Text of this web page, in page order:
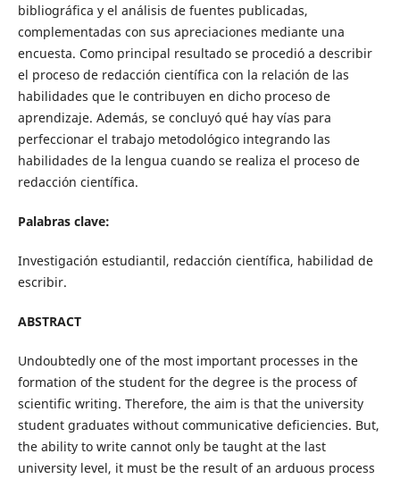
bibliográfica y el análisis de fuentes publicadas,
complementadas con sus apreciaciones mediante una
encuesta. Como principal resultado se procedió a describir
el proceso de redacción científica con la relación de las
habilidades que le contribuyen en dicho proceso de
aprendizaje. Además, se concluyó qué hay vías para
perfeccionar el trabajo metodológico integrando las
habilidades de la lengua cuando se realiza el proceso de
redacción científica.
Palabras clave:
Investigación estudiantil, redacción científica, habilidad de
escribir.
ABSTRACT
Undoubtedly one of the most important processes in the
formation of the student for the degree is the process of
scientific writing. Therefore, the aim is that the university
student graduates without communicative deficiencies. But,
the ability to write cannot only be taught at the last
university level, it must be the result of an arduous process